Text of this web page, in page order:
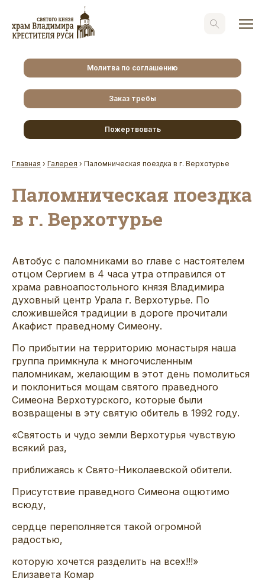
Молитва по соглашению
Заказ требы
Пожертвовать
Главная › Галерея › Паломническая поездка в г. Верхотурье
Паломническая поездка
в г. Верхотурье
Автобус с паломниками во главе с настоятелем
отцом Сергием в 4 часа утра отправился от
храма равноапостольного князя Владимира
духовный центр Урала г. Верхотурье. По
сложившейся традиции в дороге прочитали
Акафист праведному Симеону.
По прибытии на территорию монастыря наша
группа примкнула к многочисленным
паломникам, желающим в этот день помолиться
и поклониться мощам святого праведного
Симеона Верхотурского, которые были
возвращены в эту святую обитель в 1992 году.
«Святость и чудо земли Верхотурья чувствую
всякий раз,
приближаясь к Свято-Николаевской обители.
Присутствие праведного Симеона ощютимо
всюду,
сердце переполняется такой огромной
радостью,
которую хочется разделить на всех!!!»
Елизавета Комар